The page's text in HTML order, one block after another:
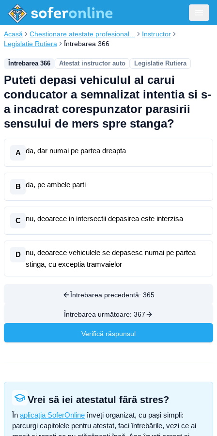
Acasă Chestionare atestate profesional...
Instructor
Legislatie Rutiera
Întrebarea 366
Întrebarea 366 Atestat instructor auto Legislatie Rutiera
Puteti depasi vehiculul al carui
conducator a semnalizat intentia si s-
a incadrat corespunzator parasirii
sensului de mers spre stanga?
A da, dar numai pe partea dreapta
B da, pe ambele parti
C nu, deoarece in intersectii depasirea este interzisa
D
nu, deoarece vehiculele se depasesc numai pe partea
stinga, cu exceptia tramvaielor
Întrebarea precedentă: 365
Întrebarea următoare: 367
Verifică răspunsul
Vrei să iei atestatul fără stres?
În aplicația SoferOnline înveți organizat, cu pași simpli:
parcurgi capitolele pentru atestat, faci întrebările, vezi ce ai